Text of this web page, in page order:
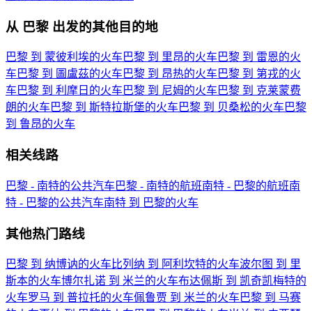
从 巴黎 出发的其他目的地
巴黎 到 蒙彼利埃的火车巴黎 到 里昂的火车巴黎 到 雷恩的火
车巴黎 到 圖盧茲的火车巴黎 到 昂热的火车巴黎 到 第戎的火
车巴黎 到 利摩日的火车巴黎 到 尼姆的火车巴黎 到 克莱蒙费
朗的火车巴黎 到 斯特拉斯堡的火车巴黎 到 贝桑松的火车巴黎
到 鲁昂的火车
相关线路
巴黎 - 南特的公共汽车 巴黎 - 南特的航班南特 - 巴黎的航班南
特 - 巴黎的公共汽车南特 到 巴黎的火车
其他热门路线
巴黎 到 纳博讷的火车 比列纳 到 阿利坎特的火车波尔图 到 里
斯本的火车博尔扎诺 到 米兰的火车布达佩斯 到 凯奇凯梅特的
火车罗马 到 普拉托的火车佩鲁贾 到 米兰的火车 巴黎 到 马赛